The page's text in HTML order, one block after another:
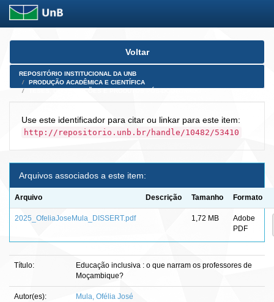
Skip
Voltar
REPOSITÓRIO INSTITUCIONAL DA UNB
PRODUÇÃO ACADÊMICA E CIENTÍFICA
Use este identificador para citar ou linkar para este item:
http://repositorio.unb.br/handle/10482/53410
Arquivos associados a este item:
Arquivo Descrição Tamanho Formato
2025_OfeliaJoseMula_DISSERT.pdf 1,72 MB
Adobe
PDF
Título:
Educação inclusiva : o que narram os professores de
Moçambique?
Autor(es): Mula, Ofélia José